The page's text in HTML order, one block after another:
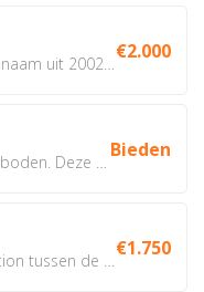
€2.000
Bieden
€1.750